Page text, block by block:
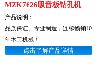
MZK7626吸音板钻孔机
产品说明：
品质保证、专业制造，连续畅销10
年木工机械！
点击了解产品详情